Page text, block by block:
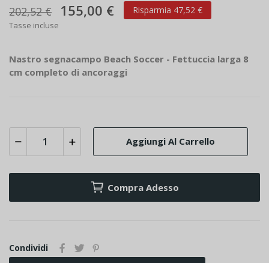
202,52 € 155,00 € Risparmia 47,52 €
Tasse incluse
Nastro segnacampo Beach Soccer - Fettuccia larga 8
cm completo di ancoraggi
Aggiungi Al Carrello
Compra Adesso
Condividi